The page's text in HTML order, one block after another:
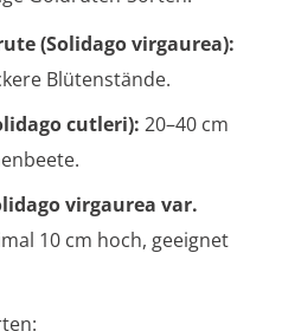
(Solidago virgaurea):
Blütenstände.
cutleri): 20–40 cm
virgaurea var.
10 cm hoch, geeignet